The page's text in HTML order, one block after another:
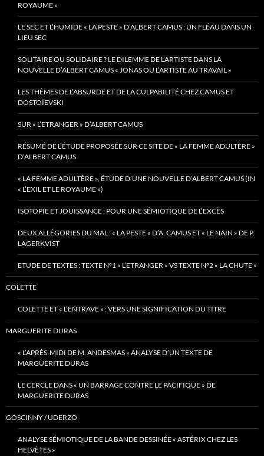
ROYAUME »
LE SEC ET L’HUMIDE « LA PESTE » D’ALBERT CAMUS : UN FLÉAU DANS UN
LIEU SEC
SOLITAIRE OU SOLIDAIRE ? LE DILEMME DE L’ARTISTE DANS LA
NOUVELLE D’ALBERT CAMUS « JONAS OU L’ARTISTE AU TRAVAIL »
LES THÈMES DE L’ABSURDE ET DE LA CULPABILITÉ CHEZ CAMUS ET
DOSTOÏEVSKI
SUR « L’ETRANGER » D’ALBERT CAMUS
RÉSUMÉ DE L’ÉTUDE PROPOSÉE SUR CE SITE DE « LA FEMME ADULTÈRE »
D’ALBERT CAMUS
« LA FEMME ADULTÈRE », ÉTUDE D’UNE NOUVELLE D’ALBERT CAMUS (IN
« L’EXIL ET LE ROYAUME »)
ISOTOPIE ET JOUISSANCE : POUR UNE SÉMIOTIQUE DE L’EXCÈS
DEUX ALLÉGORIES DU MAL : « LA PESTE » D’A. CAMUS ET « LE NAIN » DE P.
LAGERKVIST
ETUDE DE TEXTES : TEXTE N°1 « L’ETRANGER » VS TEXTE N°2 « LA CHUTE »
COLETTE
COLETTE ET « L’ENTRAVE » : VERS UNE SIGNIFICATION DU TITRE
MARGUERITE DURAS
« L’APRÈS-MIDI DE M. ANDESMAS » ANALYSE D’UN TEXTE DE
MARGUERITE DURAS
LE CERCLE DANS « UN BARRAGE CONTRE LE PACIFIQUE » DE
MARGUERITE DURAS
GOSCINNY / UDERZO
ANALYSE SÉMIOTIQUE DE LA BANDE DESSINÉE « ASTÉRIX CHEZ LES
HELVÈTES »